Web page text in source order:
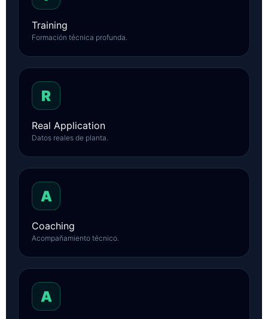
Training
Formación técnica profunda.
R
Real Application
Datos reales de planta.
A
Coaching
Acompañamiento técnico.
A